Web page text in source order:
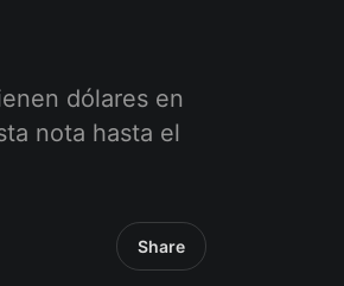
dólares en
nota hasta el
Share